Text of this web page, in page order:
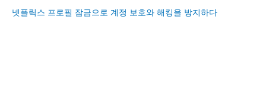
넷플릭스 프로필 잠금으로 계정 보호와 해킹을 방지하다